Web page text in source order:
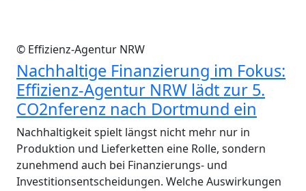
© Effizienz-Agentur NRW
Nachhaltige Finanzierung im Fokus:
Effizienz-Agentur NRW lädt zur 5.
CO2nferenz nach Dortmund ein
Nachhaltigkeit spielt längst nicht mehr nur in
Produktion und Lieferketten eine Rolle, sondern
zunehmend auch bei Finanzierungs- und
Investitionsentscheidungen. Welche Auswirkungen